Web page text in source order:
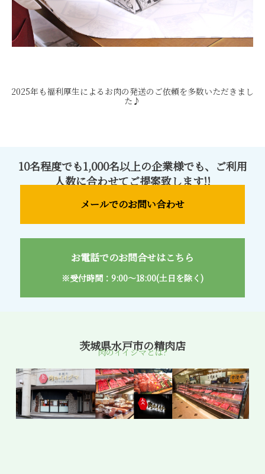
ご注文ガイド
イイジマとは
ゴルフコンペ
法人の方へ
食べ方からから探す
しゃぶしゃぶ
ステーキ
ハンバーグ
みそ漬け
2025年も福利厚生によるお肉の発送のご依頼を多数いただきまし
た♪
10名程度でも1,000名以上の企業様でも、ご利⽤
⼈数に合わせてご提案致します!!
メールでのお問い合わせ
お電話でのお問合せはこちら
※受付時間：9:00～18:00(土日を除く)
茨城県水戸市の精肉店
肉のイイジマとは?